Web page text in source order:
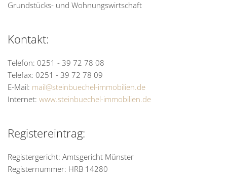
Grundstücks- und Wohnungswirtschaft
Kontakt:
Telefon: 0251 - 39 72 78 08
Telefax: 0251 - 39 72 78 09
E-Mail: mail@steinbuechel-immobilien.de
Internet: www.steinbuechel-immobilien.de
Registereintrag:
Registergericht: Amtsgericht Münster
Registernummer: HRB 14280